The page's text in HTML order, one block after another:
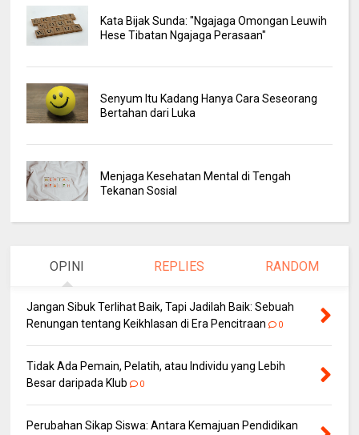
Kata Bijak Sunda: "Ngajaga Omongan Leuwih
Hese Tibatan Ngajaga Perasaan"
Senyum Itu Kadang Hanya Cara Seseorang
Bertahan dari Luka
Menjaga Kesehatan Mental di Tengah
Tekanan Sosial
OPINI REPLIES RANDOM
Jangan Sibuk Terlihat Baik, Tapi Jadilah Baik: Sebuah
Renungan tentang Keikhlasan di Era Pencitraan
0
Tidak Ada Pemain, Pelatih, atau Individu yang Lebih
Besar daripada Klub
0
Perubahan Sikap Siswa: Antara Kemajuan Pendidikan